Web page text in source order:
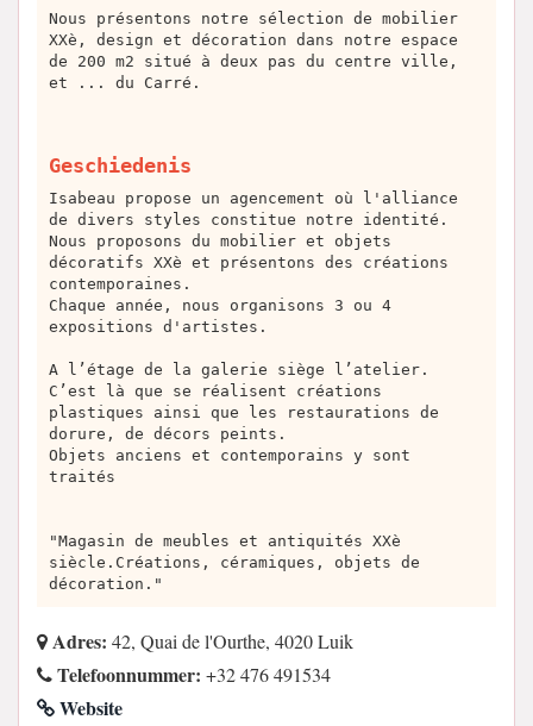
Nous présentons notre sélection de mobilier
XXè, design et décoration dans notre espace
de 200 m2 situé à deux pas du centre ville,
et ... du Carré.
Geschiedenis
Isabeau propose un agencement où l'alliance
de divers styles constitue notre identité.
Nous proposons du mobilier et objets
décoratifs XXè et présentons des créations
contemporaines.
Chaque année, nous organisons 3 ou 4
expositions d'artistes.
A l’étage de la galerie siège l’atelier.
C’est là que se réalisent créations
plastiques ainsi que les restaurations de
dorure, de décors peints.
Objets anciens et contemporains y sont
traités
"Magasin de meubles et antiquités XXè
siècle.Créations, céramiques, objets de
décoration."
Adres: 42, Quai de l'Ourthe, 4020 Luik
Telefoonnummer: +32 476 491534
Website